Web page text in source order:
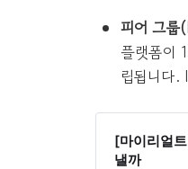
피어 그룹
플랫폼이
립됩니다.
[마이리얼
낼까